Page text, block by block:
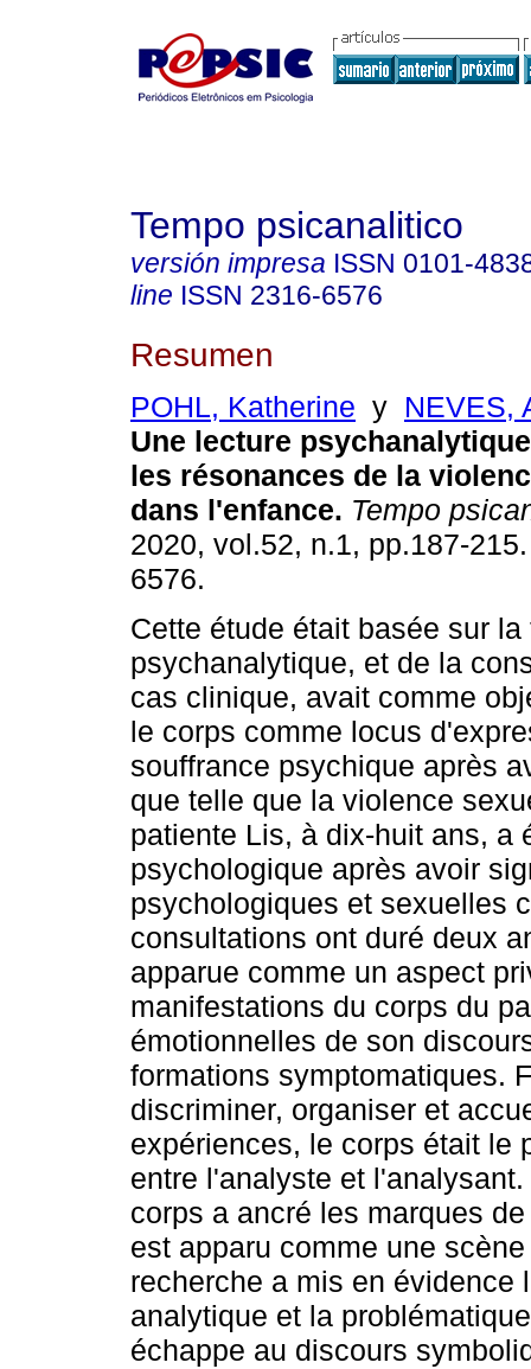
Tempo psicanalitico
versión impresa ISSN 0101-
line ISSN 2316-6576
Resumen
POHL, Katherine y NEVES,
Une lecture
les résonances de la
dans l'enfance. Tempo
2020, vol.52, n.1, pp.187-
6576.
Cette étude était basée sur la
psychanalytique, et de la
cas clinique, avait comme
le corps comme locus
souffrance psychique après
que telle que la violence
patiente Lis, à dix-huit ans, a
psychologique après avoir
psychologiques et sexuelles
consultations ont duré deux
apparue comme un aspect
manifestations du corps du
émotionnelles de son
formations symptomatiques.
discriminer, organiser et
expériences, le corps était le
entre l'analyste et
corps a ancré les marques
est apparu comme une
recherche a mis en évidence
analytique et la
échappe au discours